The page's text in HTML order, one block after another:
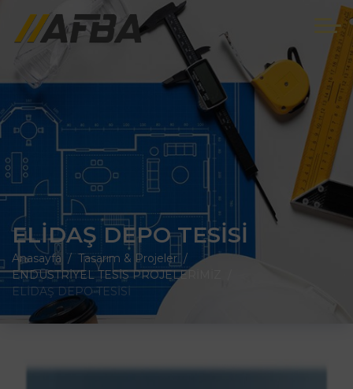
ELİDAŞ DEPO TESİSİ
Anasayfa
Tasarım & Projeler
ENDÜSTRİYEL TESİS PROJELERİMİZ
ELİDAŞ DEPO TESİSİ